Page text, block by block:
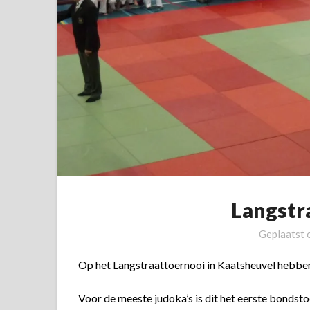
Geplaatst
Op het Langstraattoernooi in Kaatsheuvel
Voor de meeste judoka’s is dit het eerste